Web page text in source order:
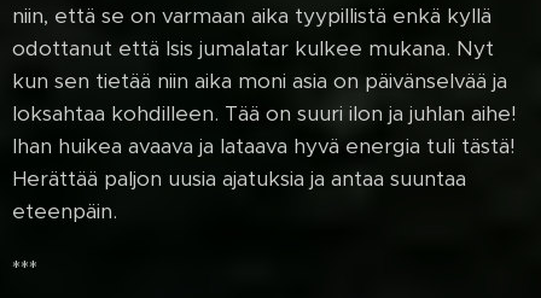
niin, että se on varmaan aika tyypillistä enkä kyllä
odottanut että Isis jumalatar kulkee mukana. Nyt
kun sen tietää niin aika moni asia on päivänselvää ja
loksahtaa kohdilleen. Tää on suuri ilon ja juhlan aihe!
Ihan huikea avaava ja lataava hyvä energia tuli tästä!
Herättää paljon uusia ajatuksia ja antaa suuntaa
eteenpäin.
***